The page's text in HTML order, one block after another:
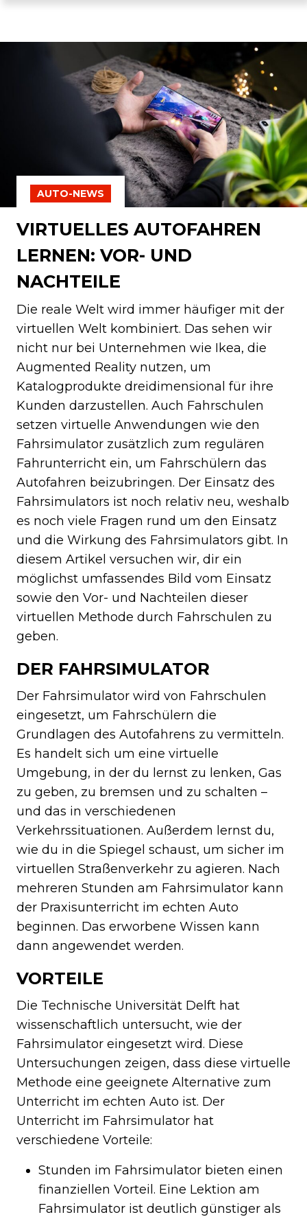
AUTO-NEWS
VIRTUELLES AUTOFAHREN
LERNEN: VOR- UND
NACHTEILE
Die reale Welt wird immer häufiger mit der
virtuellen Welt kombiniert. Das sehen wir
nicht nur bei Unternehmen wie Ikea, die
Augmented Reality nutzen, um
Katalogprodukte dreidimensional für ihre
Kunden darzustellen. Auch Fahrschulen
setzen virtuelle Anwendungen wie den
Fahrsimulator zusätzlich zum regulären
Fahrunterricht ein, um Fahrschülern das
Autofahren beizubringen. Der Einsatz des
Fahrsimulators ist noch relativ neu, weshalb
es noch viele Fragen rund um den Einsatz
und die Wirkung des Fahrsimulators gibt. In
diesem Artikel versuchen wir, dir ein
möglichst umfassendes Bild vom Einsatz
sowie den Vor- und Nachteilen dieser
virtuellen Methode durch Fahrschulen zu
geben.
DER FAHRSIMULATOR
Der Fahrsimulator wird von Fahrschulen
eingesetzt, um Fahrschülern die
Grundlagen des Autofahrens zu vermitteln.
Es handelt sich um eine virtuelle
Umgebung, in der du lernst zu lenken, Gas
zu geben, zu bremsen und zu schalten –
und das in verschiedenen
Verkehrssituationen. Außerdem lernst du,
wie du in die Spiegel schaust, um sicher im
virtuellen Straßenverkehr zu agieren. Nach
mehreren Stunden am Fahrsimulator kann
der Praxisunterricht im echten Auto
beginnen. Das erworbene Wissen kann
dann angewendet werden.
VORTEILE
Die Technische Universität Delft hat
wissenschaftlich untersucht, wie der
Fahrsimulator eingesetzt wird. Diese
Untersuchungen zeigen, dass diese virtuelle
Methode eine geeignete Alternative zum
Unterricht im echten Auto ist. Der
Unterricht im Fahrsimulator hat
verschiedene Vorteile:
Stunden im Fahrsimulator bieten einen
finanziellen Vorteil. Eine Lektion am
Fahrsimulator ist deutlich günstiger als